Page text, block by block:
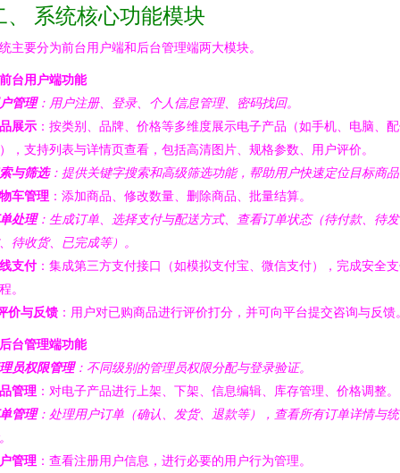
、 系统核心功能模块
主要分为前台用户端和后台管理端两大模块。
台用户端功能
管理：用户注册、登录、个人信息管理、密码找回。
展示 ：按类别、品牌、价格等多维度展示电子产品（如手机、电脑、
，支持列表与详情页查看，包括高清图片、规格参数、用户评价。
与筛选：提供关键字搜索和高级筛选功能，帮助用户快速定位目标商
车管理 ：添加商品、修改数量、删除商品、批量结算。
处理：生成订单、选择支付与配送方式、查看订单状态（待付款、待发
待收货、已完成等）。
支付：集成第三方支付接口（如模拟支付宝、微信支付），完成安全
。
价与反馈 ：用户对已购商品进行评价打分，并可向平台提交咨询与反馈
台管理端功能
员权限管理：不同级别的管理员权限分配与登录验证。
管理 ：对电子产品进行上架、下架、信息编辑、库存管理、价格调整。
管理：处理用户订单（确认、发货、退款等），查看所有订单详情与统
管理 ：查看注册用户信息，进行必要的用户行为管理。